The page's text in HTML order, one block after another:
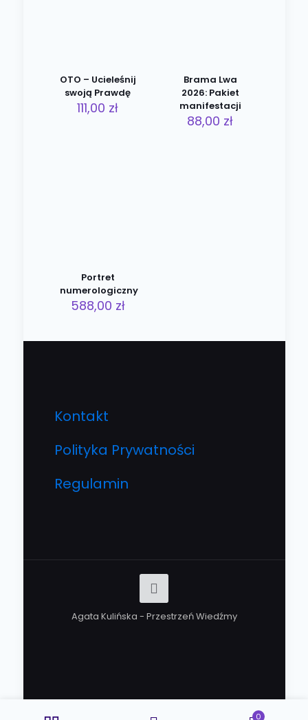
OTO – Ucieleśnij
swoją Prawdę
111,00 zł
Brama Lwa
2026: Pakiet
manifestacji
88,00 zł
Portret
numerologiczny
588,00 zł
Kontakt
Polityka Prywatności
Regulamin
Agata Kulińska - Przestrzeń Wiedźmy
0